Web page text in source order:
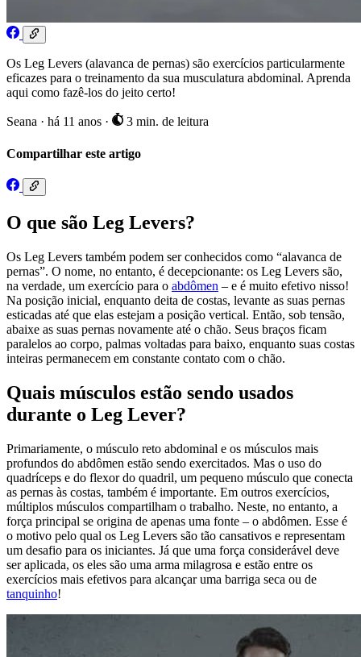
Os Leg Levers (alavanca de pernas) são exercícios particularmente
eficazes para o treinamento da sua musculatura abdominal. Aprenda
aqui como fazê-los do jeito certo!
Seana · há 11 anos · 3 min. de leitura
Compartilhar este artigo
O que são Leg Levers?
Os Leg Levers também podem ser conhecidos como “alavanca de
pernas”. O nome, no entanto, é decepcionante: os Leg Levers são,
na verdade, um exercício para o abdômen – e é muito efetivo nisso!
Na posição inicial, enquanto deita de costas, levante as suas pernas
esticadas até que elas estejam a posição vertical. Então, sob tensão,
abaixe as suas pernas novamente até o chão. Seus braços ficam
paralelos ao corpo, palmas voltadas para baixo, enquanto suas costas
inteiras permanecem em constante contato com o chão.
Quais músculos estão sendo usados
durante o Leg Lever?
Primariamente, o músculo reto abdominal e os músculos mais
profundos do abdômen estão sendo exercitados. Mas o uso do
quadríceps e do flexor do quadril, um pequeno músculo que conecta
as pernas às costas, também é importante. Em outros exercícios,
múltiplos músculos compartilham o trabalho. Neste, no entanto, a
força principal se origina de apenas uma fonte – o abdômen. Esse é
o motivo pelo qual os Leg Levers são tão cansativos e representam
um desafio para os iniciantes. Já que uma força considerável deve
ser aplicada, os eles são uma arma milagrosa e estão entre os
exercícios mais efetivos para alcançar uma barriga seca ou de
tanquinho!